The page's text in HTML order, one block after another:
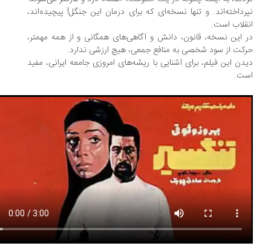
و تنها نسخه‌ای که برای درمان این جنگل! پیچیده‌اند،
است.
این نسخه، قانون، دانش و آگاهی‌های همگانی و از همه مهمتر،
از سود شخصی به منافع جمعی، هیچ ارزشی ندارد.
این فیلم، برای آشنایی با ریشه‌های امروزی جامعه ایرانی، مفید